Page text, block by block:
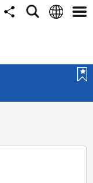
分
搜
語
選